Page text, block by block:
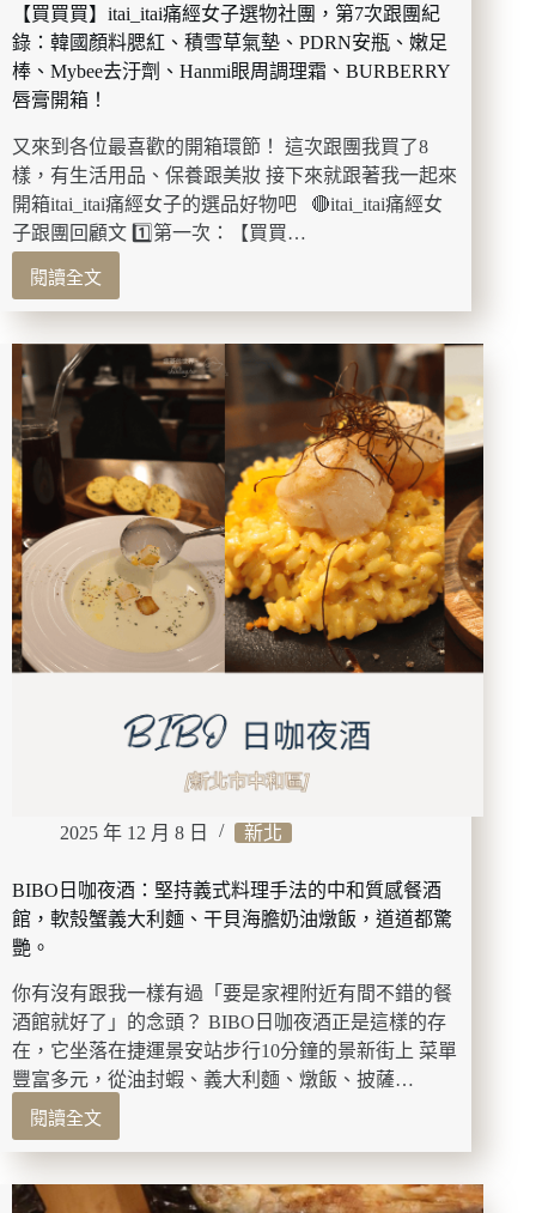
霜、
涼
感
水
潤
定
妝
噴
霧、
絲
絨
凝
凍
控
油
蜜
粉
使
用
心
分
享
【買買買】itai_itai痛經女子選物社團，第7次跟團紀
錄：韓國顏料腮紅、積雪草氣墊、PDRN安瓶、嫩足
棒、Mybee去汙劑、Hanmi眼周調理霜、BURBERRY
唇膏開箱！
又來到各位最喜歡的開箱環節！ 這次跟團我買了8
樣，有生活用品、保養跟美妝 接下來就跟著我一起來
開箱itai_itai痛經女子的選品好物吧 🔴itai_itai痛經女
子跟團回顧文 1️⃣第一次：【買買…
閱讀全文
【買
買
itai_itai
痛
經
女
子
選
物
社
團，
第
7
次
料
紅、
積
氣
墊、
PDRN
安
瓶、
嫩
足
Mybee
2025 年 12 月 8 日 新北
BIBO日咖夜酒：堅持義式料理手法的中和質感餐酒
館，軟殼蟹義大利麵、干貝海膽奶油燉飯，道道都驚
艷。
你有沒有跟我一樣有過「要是家裡附近有間不錯的餐
酒館就好了」的念頭？ BIBO日咖夜酒正是這樣的存
在，它坐落在捷運景安站步行10分鐘的景新街上 菜單
豐富多元，從油封蝦、義大利麵、燉飯、披薩…
閱讀全文
BIBO
日